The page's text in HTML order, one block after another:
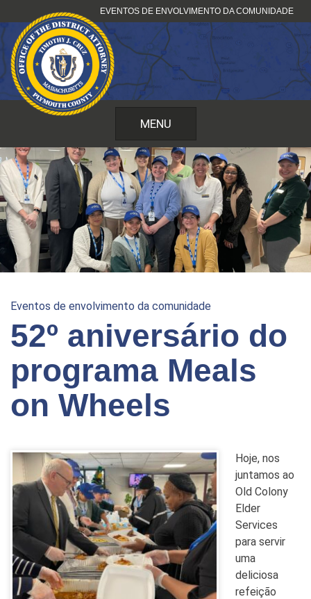
para
o
conteúdo
EVENTOS DE ENVOLVIMENTO DA COMUNIDADE
MENU
Eventos de envolvimento da comunidade
52º aniversário do
programa Meals
on Wheels
Hoje, nos
juntamos ao
Old Colony
Elder
Services
para servir
uma
deliciosa
refeição